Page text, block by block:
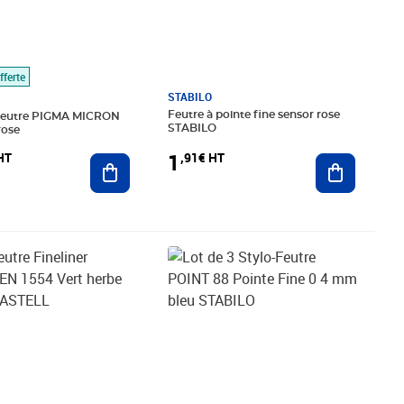
PIGMA MICRON
Ajouter au panier
STABILO
Feutre à pointe fine sensor rose
STABILO
1 ,91€ HT Ajouter
HT Prix 3,53€ HT